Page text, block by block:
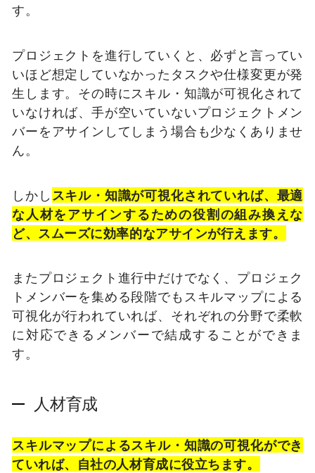
す。
プロジェクトを進行していくと、必ずと言ってい
いほど想定していなかったタスクや仕様変更が発
生します。その時にスキル・知識が可視化されて
いなければ、手が空いていないプロジェクトメン
バーをアサインしてしまう場合も少なくありませ
ん。
しかし スキル・知識が可視化されていれば、最適
な人材をアサインするための役割の組み換えな
ど、スムーズに効率的なアサインが行えます。
またプロジェクト進行中だけでなく、プロジェク
トメンバーを集める段階でもスキルマップによる
可視化が行われていれば、それぞれの分野で柔軟
に対応できるメンバーで結成することができま
す。
人材育成
スキルマップによるスキル・知識の可視化ができ
ていれば、自社の人材育成に役立ちます。